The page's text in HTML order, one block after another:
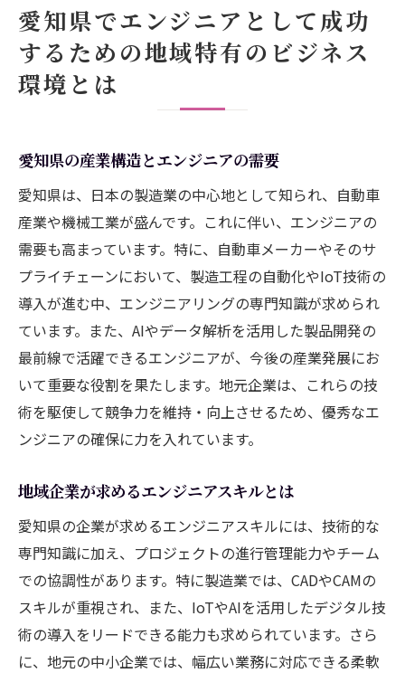
愛知県のビジネス文化とエンジニアの適応
愛知県内の技術革新とエンジニアの役割
名古屋中心のエンジニア求人動向と成功への道
名古屋でのエンジニアキャリアアップのチ
ャンス
企業が求める人材像とその理由
名古屋のエンジニア求人における業界別動
向
エンジニアが名古屋で成功するための秘訣
IT技術駆使で業務効率化を図るエンジニアの役
割
業務効率化のためのIT技術の選び方
ITコンサルティングを通じた業務改革
現場で活用される最新IT技術の紹介
業務効率化プロジェクトの進め方
エンジニアが生み出す価値とその評価
地元企業とのコラボレーションがエンジニアに
与える影響
愛知県でエンジニアとして成功
するための地域特有のビジネス
環境とは
愛知県の産業構造とエンジニアの需要
愛知県は、日本の製造業の中心地として知られ、自動車
産業や機械工業が盛んです。これに伴い、エンジニアの
需要も高まっています。特に、自動車メーカーやそのサ
プライチェーンにおいて、製造工程の自動化やIoT技術の
導入が進む中、エンジニアリングの専門知識が求められ
ています。また、AIやデータ解析を活用した製品開発の
最前線で活躍できるエンジニアが、今後の産業発展にお
いて重要な役割を果たします。地元企業は、これらの技
術を駆使して競争力を維持・向上させるため、優秀なエ
ンジニアの確保に力を入れています。
地域企業が求めるエンジニアスキルとは
愛知県の企業が求めるエンジニアスキルには、技術的な
専門知識に加え、プロジェクトの進行管理能力やチーム
での協調性があります。特に製造業では、CADやCAMの
スキルが重視され、また、IoTやAIを活用したデジタル技
術の導入をリードできる能力も求められています。さら
に、地元の中小企業では、幅広い業務に対応できる柔軟